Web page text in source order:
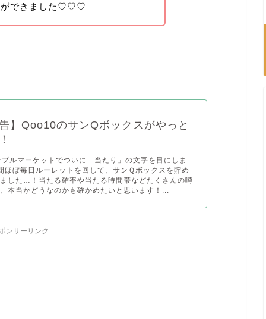
ができました♡♡♡
】Qoo10のサンQボックスがやっと
ルマーケットでついに「当たり」の文字を目にしま
ほぼ毎日ルーレットを回して、サンＱボックスを貯め
した…！当たる確率や当たる時間帯などたくさんの噂
本当かどうなのかも確かめたいと思います！...
ンサーリンク